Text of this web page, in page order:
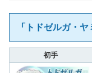
シャドかみ型
と同じ11.25の
グ、つまり“同
「トドゼルガ・
初手